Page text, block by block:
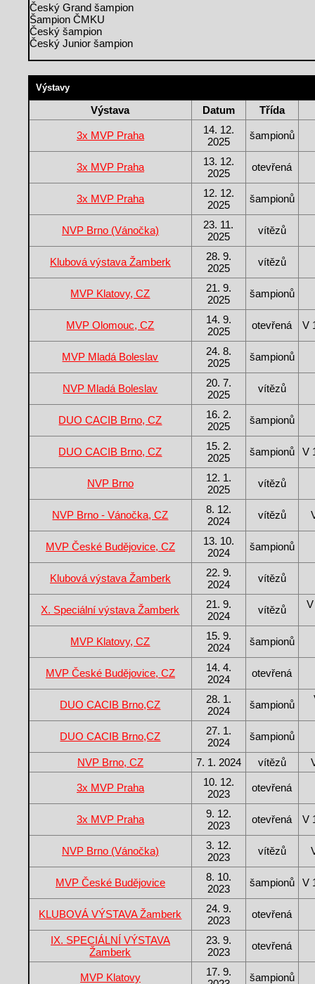
Český Grand šampion
Šampion ČMKU
Český šampion
Český Junior šampion
Výstavy
Výstava Datum Třída
3x MVP Praha
14. 12.
2025
šampionů
3x MVP Praha
13. 12.
2025
otevřená
3x MVP Praha
12. 12.
2025
šampionů
NVP Brno (Vánočka)
23. 11.
2025
vítězů
Klubová výstava Žamberk
28. 9.
2025
vítězů
MVP Klatovy, CZ
21. 9.
2025
šampionů
MVP Olomouc, CZ
14. 9.
2025
otevřená V
MVP Mladá Boleslav
24. 8.
2025
šampionů
NVP Mladá Boleslav
20. 7.
2025
vítězů
DUO CACIB Brno, CZ
16. 2.
2025
šampionů
DUO CACIB Brno, CZ
15. 2.
2025
šampionů V
NVP Brno
12. 1.
2025
vítězů
NVP Brno - Vánočka, CZ
8. 12.
2024
vítězů
MVP České Budějovice, CZ
13. 10.
2024
šampionů
Klubová výstava Žamberk
22. 9.
2024
vítězů
X. Speciální výstava Žamberk
21. 9.
2024
vítězů
MVP Klatovy, CZ
15. 9.
2024
šampionů
MVP České Budějovice, CZ
14. 4.
2024
otevřená
DUO CACIB Brno,CZ
28. 1.
2024
šampionů
DUO CACIB Brno,CZ
27. 1.
2024
šampionů
NVP Brno, CZ 7. 1. 2024 vítězů
3x MVP Praha
10. 12.
2023
otevřená
3x MVP Praha
9. 12.
2023
otevřená V
NVP Brno (Vánočka)
3. 12.
2023
vítězů
MVP České Budějovice
8. 10.
2023
šampionů V
KLUBOVÁ VÝSTAVA Žamberk
24. 9.
2023
otevřená
IX. SPECIÁLNÍ VÝSTAVA
Žamberk
23. 9.
2023
otevřená
MVP Klatovy
17. 9.
šampionů